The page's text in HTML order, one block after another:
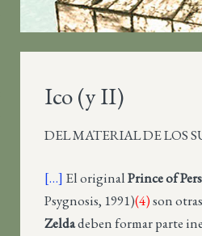
Ico (y II)
DEL MATERIAL DE LOS
[…] El originalPrince of
Psygnosis, 1991)(4)son
Zeldadeben formar parte